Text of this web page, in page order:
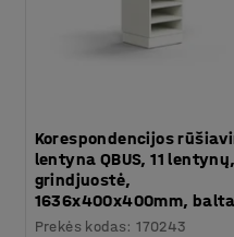
Korespondencijos
lentyna QBUS, 11 lentynų,
grindjuostė,
1636x400x400mm, balta
Prekės kodas:170243